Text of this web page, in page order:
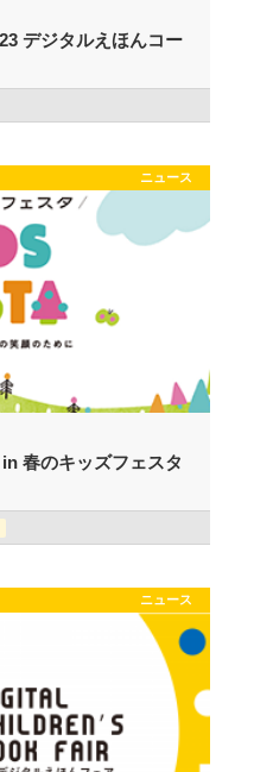
デジタルえほんコー
ニュース
春のキッズフェスタ
ニュース